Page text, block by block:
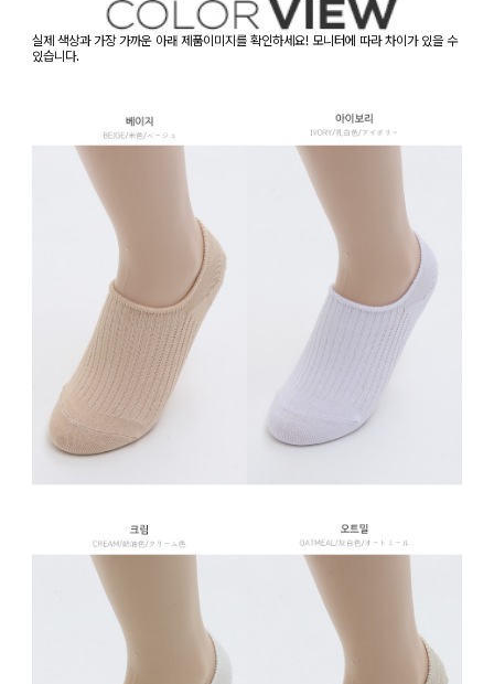
실제 색상과 가장 가까운 아래 제품이미지를 확인하세요! 모니터에 따라 차이가 있을 수
있습니다.